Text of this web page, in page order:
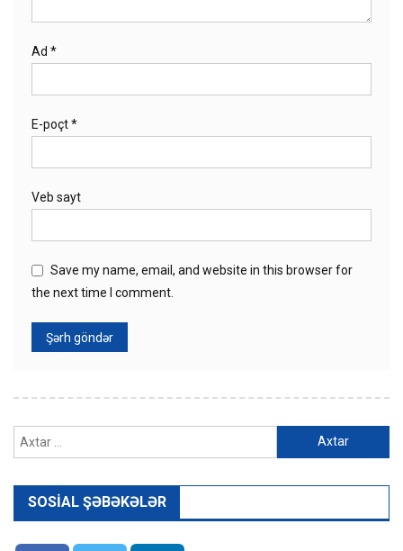
Ad *
E-poçt*
Veb sayt
Save my name, email, and website in this browser for
the next time I comment.
SOSIAL ŞƏBƏKƏLƏR